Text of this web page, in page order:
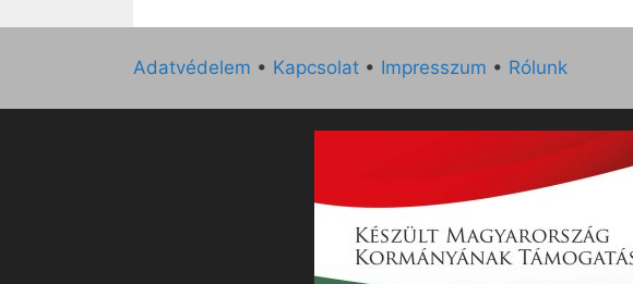
Adatvédelem • Kapcsolat • Impresszum • Rólunk